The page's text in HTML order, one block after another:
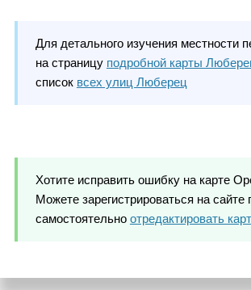
Для детального изучения местности
на страницу подробной карты
список всех улиц Люберец
Хотите исправить ошибку на карте
Можете зарегистрироваться на сайте
самостоятельно отредактировать